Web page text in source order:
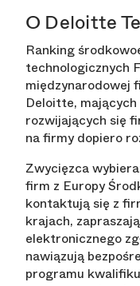
O Deloitte
Ranking
technologicznych
międzynarodowej
Deloitte,
rozwijających się
na firmy dopiero
Zwycięzca
firm z Europy
kontaktują się z
krajach,
elektronicznego
nawiązują
programu